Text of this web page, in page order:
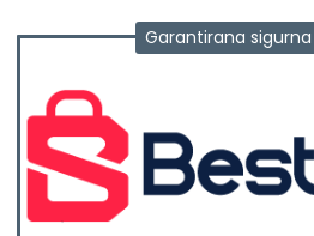
Garantirana